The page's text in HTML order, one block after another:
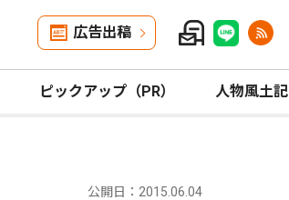
広告出稿
ピックアップ（PR） 人物風土記
公開日：2015.06.04